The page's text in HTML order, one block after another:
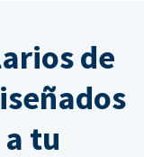
de
tu